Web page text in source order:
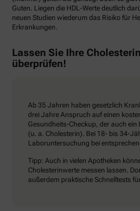
Guten. Liegen die HDL-Werte deutlich
neuen Studien wiederum das Risiko für
Erkrankungen.
Lassen Sie Ihre
überprüfen!
Ab 35 Jahren haben gesetzlich
drei Jahre Anspruch auf einen
Gesundheits-Checkup, der auch
(u. a. Cholesterin). Bei 18- bis 34-
Laboruntersuchung bei
Tipp: Auch in vielen Apotheken
Cholesterinwerte messen lassen.
außerdem praktische Schnelltests